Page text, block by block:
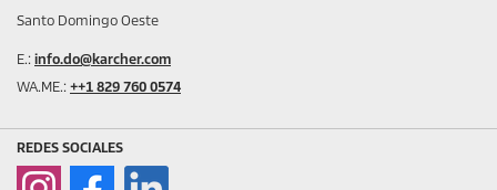
Santo Domingo Oeste
E.: info.do@karcher.com
WA.ME.: ++1 829 760 0574
REDES SOCIALES